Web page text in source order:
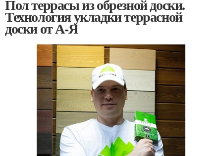
Пол террасы из обрезной доски.
Технология укладки террасной
доски от А-Я